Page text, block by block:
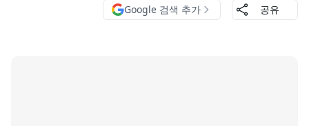
Google 검색 추가 공유